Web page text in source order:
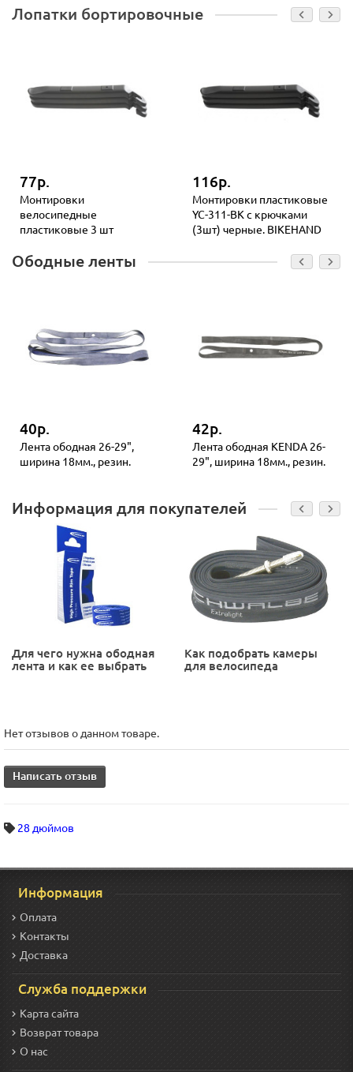
Лопатки бортировочные
77р.
Монтировки
велосипедные
пластиковые 3 шт
116р.
Монтировки пластиковые
YC-311-BK с крючками
(3шт) черные. BIKEHAND
Ободные ленты
40р.
Лента ободная 26-29",
ширина 18мм., резин.
42р.
Лента ободная KENDA 26-
29", ширина 18мм., резин.
Информация для покупателей
Для чего нужна ободная
лента и как ее выбрать
Как подобрать камеры
для велосипеда
Нет отзывов о данном товаре.
Написать отзыв
28 дюймов
Информация
Оплата
Контакты
Доставка
Служба поддержки
Карта сайта
Возврат товара
О нас